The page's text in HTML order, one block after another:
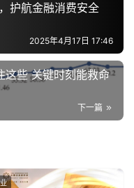
护航金融消费安全
2025年4月17日 17:46
这些 关键时刻能救命
下一篇